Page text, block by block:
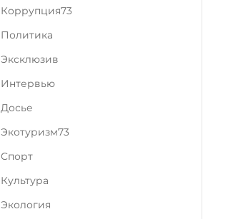
Коррупция73
Политика
Эксклюзив
Интервью
Досье
Экотуризм73
Cпорт
Культура
Экология